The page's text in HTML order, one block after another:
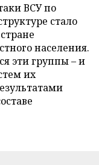
ВСУ по
стало
населения.
эти группы – и
их